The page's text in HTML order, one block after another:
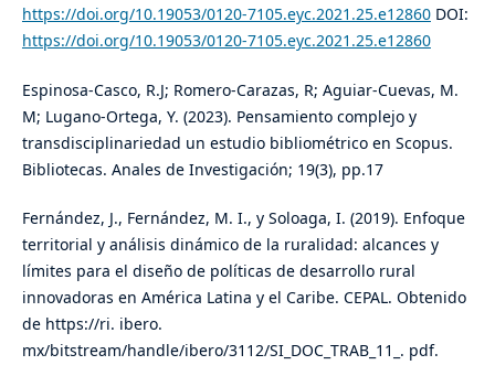
https://doi.org/10.19053/0120-7105.eyc.2021.25.e12860DOI:
https://doi.org/10.19053/0120-7105.eyc.2021.25.e12860
Espinosa-Casco, R.J; Romero-Carazas, R; Aguiar-Cuevas, M.
M; Lugano-Ortega, Y. (2023). Pensamiento complejo y
transdisciplinariedad un estudio bibliométrico en Scopus.
Bibliotecas. Anales de Investigación; 19(3), pp.17
Fernández, J., Fernández, M. I., y Soloaga, I. (2019). Enfoque
territorial y análisis dinámico de la ruralidad: alcances y
límites para el diseño de políticas de desarrollo rural
innovadoras en América Latina y el Caribe. CEPAL. Obtenido
de https://ri. ibero.
mx/bitstream/handle/ibero/3112/SI_DOC_TRAB_11_. pdf.